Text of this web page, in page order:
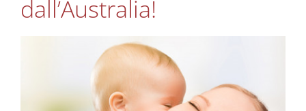
Cura Supplementare
dall’Australia!